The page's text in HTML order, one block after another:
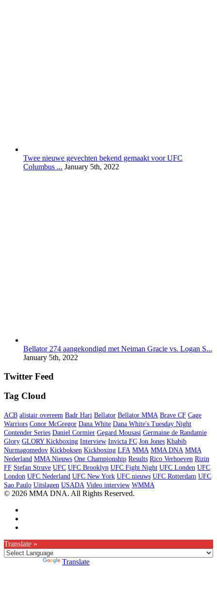
Twee nieuwe gevechten bekend gemaakt voor UFC
Columbus ... January 5th, 2022
Bellator 274 aangekondigd met Neiman Gracie vs. Logan S...
January 5th, 2022
Twitter Feed
Tag Cloud
ACB alistair overeem Badr Hari Bellator Bellator MMA Brave CF Cage
Warriors Conor McGregor Dana White Dana White's Tuesday Night
Contender Series Daniel Cormier Gegard Mousasi Germaine de Randamie
Glory GLORY Kickboxing Interview Invicta FC Jon Jones Khabib
Nurmagomedov Kickboksen Kickboxing LFA MMA MMA DNA MMA
Nederland MMA Nieuws One Championship Results Rico Verhoeven Rizin
FF Stefan Struve UFC UFC Brooklyn UFC Fight Night UFC Londen UFC
London UFC Nederland UFC New York UFC nieuws UFC Rotterdam UFC
Sao Paulo Uitslagen USADA Video interview WMMA
© 2026 MMA DNA. All Rights Reserved.
Translate »
Translate